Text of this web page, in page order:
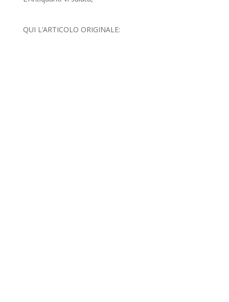
QUI L’ARTICOLO ORIGINALE: